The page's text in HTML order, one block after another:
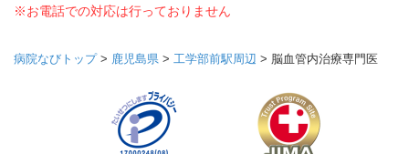
※お電話での対応は行っておりません
病院なびトップ> 鹿児島県 > 工学部前駅周辺 > 脳血管内治療専門医